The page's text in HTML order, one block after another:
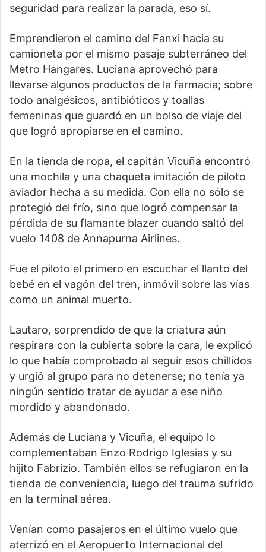
seguridad para realizar la parada, eso sí.
Emprendieron el camino del Fanxi hacia su
camioneta por el mismo pasaje subterráneo del
Metro Hangares. Luciana aprovechó para
llevarse algunos productos de la farmacia; sobre
todo analgésicos, antibióticos y toallas
femeninas que guardó en un bolso de viaje del
que logró apropiarse en el camino.
En la tienda de ropa, el capitán Vicuña encontró
una mochila y una chaqueta imitación de piloto
aviador hecha a su medida. Con ella no sólo se
protegió del frío, sino que logró compensar la
pérdida de su flamante blazer cuando saltó del
vuelo 1408 de Annapurna Airlines.
Fue el piloto el primero en escuchar el llanto del
bebé en el vagón del tren, inmóvil sobre las vías
como un animal muerto.
Lautaro, sorprendido de que la criatura aún
respirara con la cubierta sobre la cara, le explicó
lo que había comprobado al seguir esos chillidos
y urgió al grupo para no detenerse; no tenía ya
ningún sentido tratar de ayudar a ese niño
mordido y abandonado.
Además de Luciana y Vicuña, el equipo lo
complementaban Enzo Rodrigo Iglesias y su
hijito Fabrizio. También ellos se refugiaron en la
tienda de conveniencia, luego del trauma sufrido
en la terminal aérea.
Venían como pasajeros en el último vuelo que
aterrizó en el Aeropuerto Internacional del